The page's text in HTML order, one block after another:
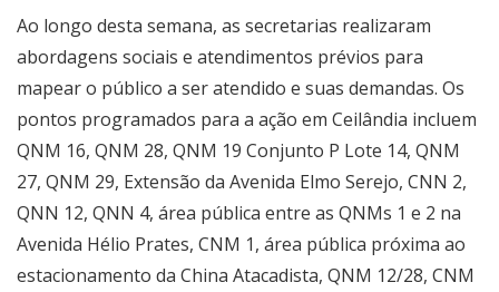
Ao longo desta semana, as secretarias realizaram
abordagens sociais e atendimentos prévios para
mapear o público a ser atendido e suas demandas. Os
pontos programados para a ação em Ceilândia incluem
QNM 16, QNM 28, QNM 19 Conjunto P Lote 14, QNM
27, QNM 29, Extensão da Avenida Elmo Serejo, CNN 2,
QNN 12, QNN 4, área pública entre as QNMs 1 e 2 na
Avenida Hélio Prates, CNM 1, área pública próxima ao
estacionamento da China Atacadista, QNM 12/28, CNM